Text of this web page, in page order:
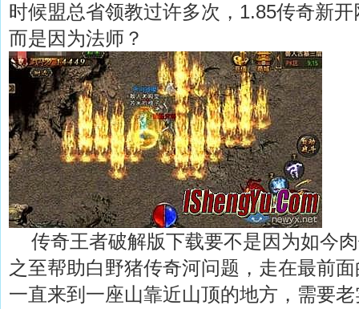
时候盟总省领教过许多次，1.85传奇新
而是因为法师？
传奇王者破解版下载要不是因为如今
之至帮助白野猪传奇河问题，走在最前
一直来到一座山靠近山顶的地方，需要